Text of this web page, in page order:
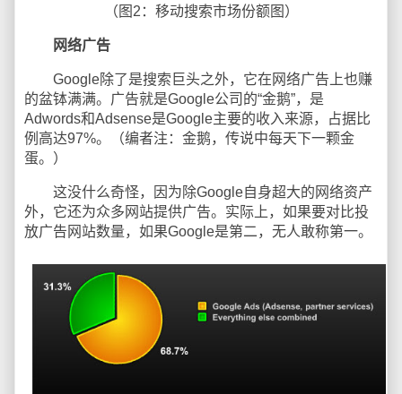
（图2：移动搜索市场份额图）
网络广告
Google除了是搜索巨头之外，它在网络广告上也赚
的盆钵满满。广告就是Google公司的“金鹅”，是
Adwords和Adsense是Google主要的收入来源，占据比
例高达97%。（编者注：金鹅，传说中每天下一颗金
蛋。）
这没什么奇怪，因为除Google自身超大的网络资产
外，它还为众多网站提供广告。实际上，如果要对比投
放广告网站数量，如果Google是第二，无人敢称第一。